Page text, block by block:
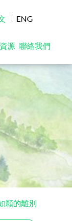
ENG
資源 聯絡我們
願的離別